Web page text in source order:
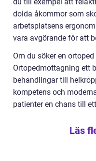
du till exempel att
dolda åkommor som
arbetsplatsens
vara avgörande för att
Om du söker en
Ortopedmottagning ett
behandlingar till
kompetens och
patienter en chans till
Läs